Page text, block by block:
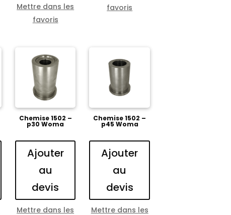
Mettre dans les
favoris
favoris
Chemise 1502 –
p30 Woma
Ajouter
au
devis
Mettre dans les
Chemise 1502 –
p45 Woma
Ajouter
au
devis
Mettre dans les